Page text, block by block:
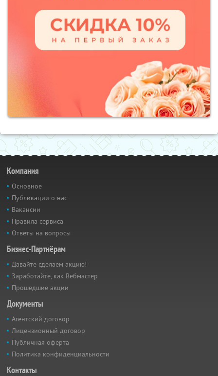
Компания
Основное
Публикации о нас
Вакансии
Правила сервиса
Ответы на вопросы
Бизнес-Партнёрам
Давайте сделаем акцию!
Заработайте, как Вебмастер
Прошедшие акции
Документы
Агентский договор
Лицензионный договор
Публичная оферта
Политика конфиденциальности
Контакты